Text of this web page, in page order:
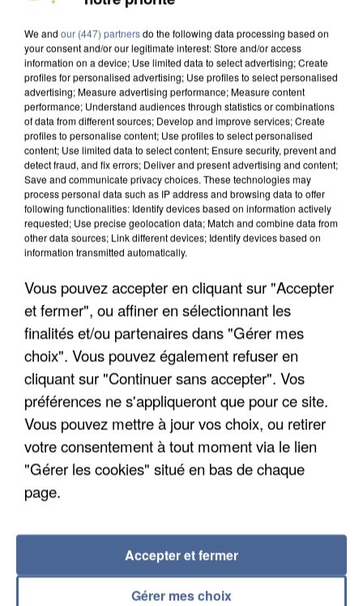
UN SECOND CADRE DE LA DZ MAFIA
INTERPELLÉ EN ALGÉRIE
UNE TOURISTE DE L’OISE EMPORTÉE PAR UNE
We and our (447) partnersdo the following data processing based on
your consent and/or our legitimate interest: Store and/or access
information on a device; Use limited data to select advertising; Create
profiles for personalised advertising; Use profiles to select personalised
advertising; Measure advertising performance; Measure content
performance; Understand audiences through statistics or combinations
of data from different sources; Develop and improve services; Create
profiles to personalise content; Use profiles to select personalised
content; Use limited data to select content; Ensure security, prevent and
detect fraud, and fix errors; Deliver and present advertising and content;
Save and communicate privacy choices. These technologies may
process personal data such as IP address and browsing data to offer
following functionalities: Identify devices based on information actively
requested; Use precise geolocation data; Match and combine data from
other data sources; Link different devices; Identify devices based on
information transmitted automatically.
Vous pouvez accepter en cliquant sur "Accepter
et fermer", ou affiner en sélectionnant les
finalités et/ou partenaires dans "Gérer mes
choix". Vous pouvez également refuser en
cliquant sur "Continuer sans accepter". Vos
préférences ne s'appliqueront que pour ce site.
Vous pouvez mettre à jour vos choix, ou retirer
votre consentement à tout moment via le lien
"Gérer les cookies" situé en bas de chaque
page.
Gérer mes choix
Accepter et fermer